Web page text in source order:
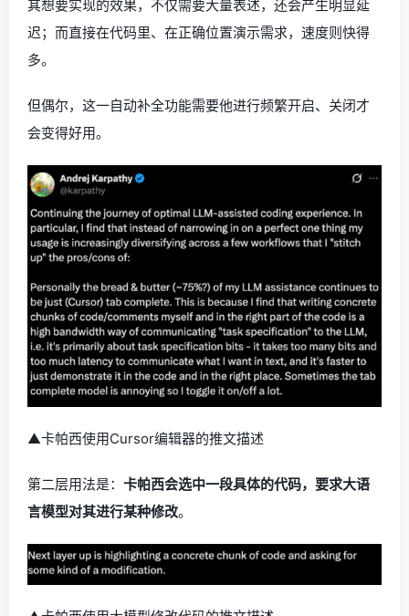
其想要实现的效果，不仅需要大量表述，还会产生明显延
迟；而直接在代码里、在正确位置演示需求，速度则快得
多。
但偶尔，这一自动补全功能需要他进行频繁开启、关闭才
会变得好用。
▲卡帕西使用Cursor编辑器的推文描述
第二层用法是： 卡帕西会选中一段具体的代码，要求大语
言模型对其进行某种修改。